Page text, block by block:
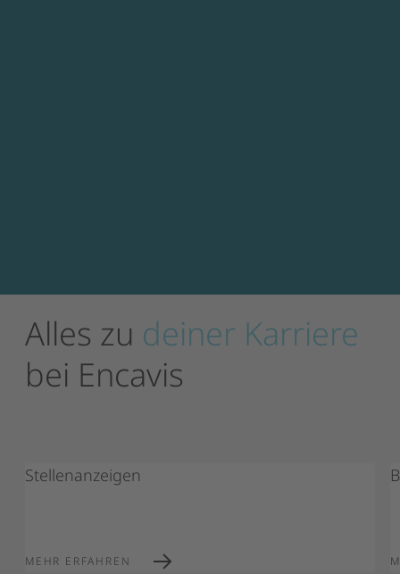
Alles zu deiner Karriere
bei Encavis
Stellenanzeigen
MEHR ERFAHREN